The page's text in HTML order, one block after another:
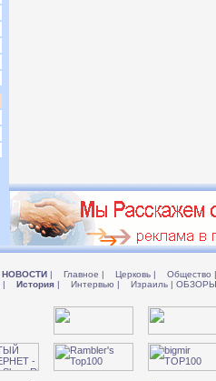
НОВОСТИ | Главное | Церковь | Общество |
| История | Интервью | Израиль |